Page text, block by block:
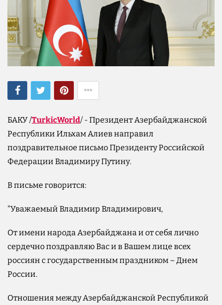
БАКУ /TurkicWorld/ - Президент Азербайджанской
Республики Ильхам Алиев направил
поздравительное письмо Президенту Российской
Федерации Владимиру Путину.
В письме говорится:
"Уважаемый Владимир Владимирович,
От имени народа Азербайджана и от себя лично
сердечно поздравляю Вас и в Вашем лице вcех
россиян с государственным праздником – Днем
России.
Отношения между Азербайджанской Республикой